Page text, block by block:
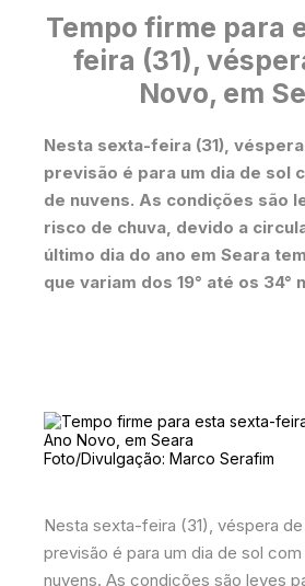
Tempo firme para
feira (31),
Novo, em
Nesta sexta-feira (31),
previsão é para um dia de sol
de nuvens. As condições são
risco de chuva, devido a
último dia do ano em Seara
que variam dos 19° até os 34°
Foto/Divulgação: Marco Serafim
Nesta sexta-feira (31), véspera
previsão é para um dia de sol
nuvens. As condições são leves